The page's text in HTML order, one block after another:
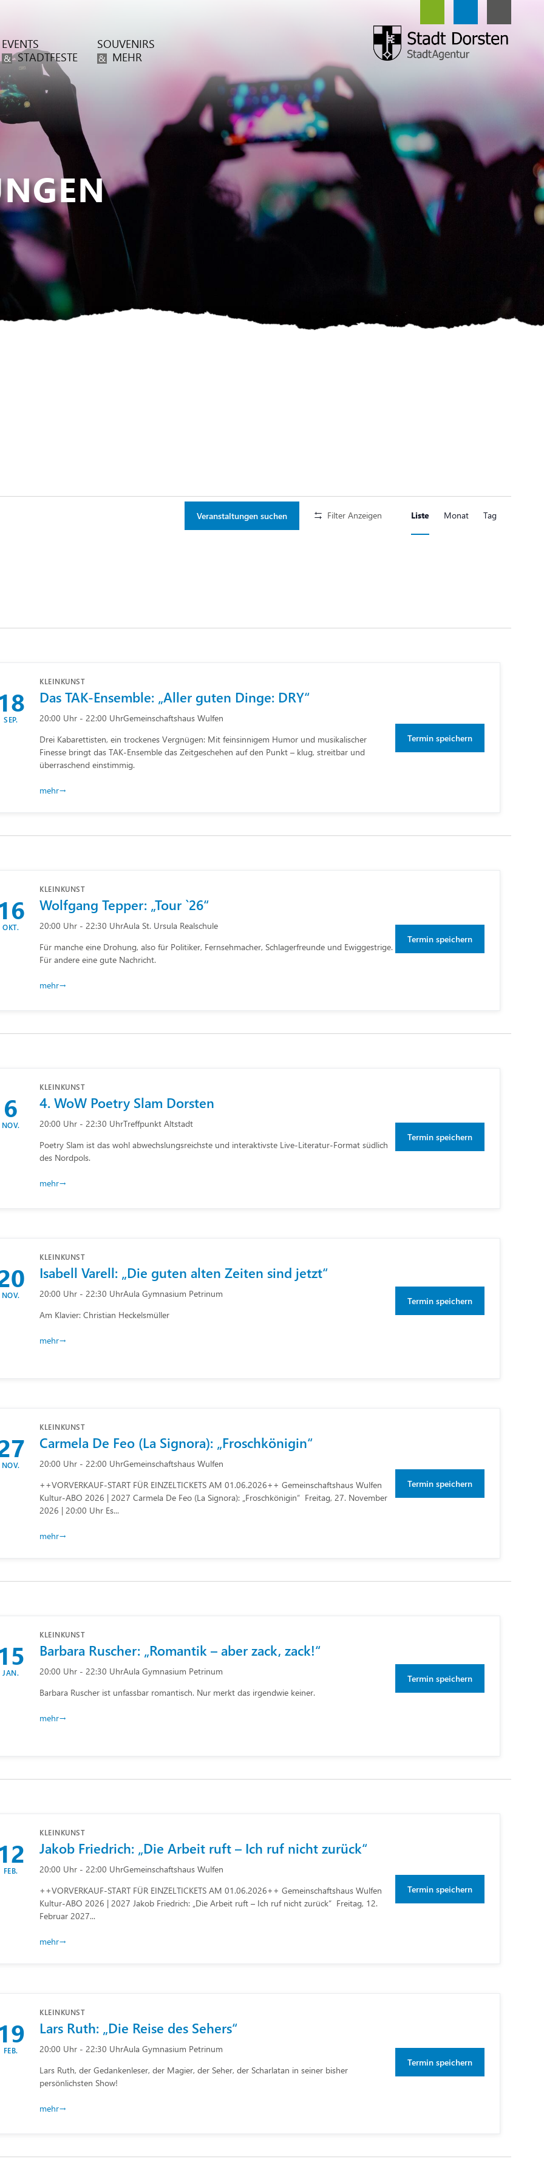
EVENTS
& STADTFESTE
SOUVENIRS
& MEHR
Veranstaltungen suchen Filter Anzeigen
Ansichten-
Liste Monat Tag
18
SEP.
KLEINKUNST
Das TAK-Ensemble: „Aller guten Dinge: DRY“
20:00 Uhr - 22:00 UhrGemeinschaftshaus Wulfen
Drei Kabarettisten, ein trockenes Vergnügen: Mit feinsinnigem Humor und musikalischer
Finesse bringt das TAK-Ensemble das Zeitgeschehen auf den Punkt – klug, streitbar und
überraschend einstimmig.
mehr
Termin speichern
16
OKT.
KLEINKUNST
Wolfgang Tepper: „Tour `26“
20:00 Uhr - 22:30 UhrAula St. Ursula Realschule
Für manche eine Drohung, also für Politiker, Fernsehmacher, Schlagerfreunde und Ewiggestrige.
Für andere eine gute Nachricht.
mehr
Termin speichern
6
NOV.
KLEINKUNST
4. WoW Poetry Slam Dorsten
20:00 Uhr - 22:30 UhrTreffpunkt Altstadt
Poetry Slam ist das wohl abwechslungsreichste und interaktivste Live-Literatur-Format südlich
des Nordpols.
mehr
Termin speichern
NOV.
KLEINKUNST
Isabell Varell: „Die guten alten Zeiten sind jetzt“
20:00 Uhr - 22:30 UhrAula Gymnasium Petrinum
Am Klavier: Christian Heckelsmüller
mehr
Termin speichern
NOV.
KLEINKUNST
Carmela De Feo (La Signora): „Froschkönigin“
20:00 Uhr - 22:00 UhrGemeinschaftshaus Wulfen
++VORVERKAUF-START FÜR EINZELTICKETS AM 01.06.2026++ Gemeinschaftshaus Wulfen
Kultur-ABO 2026 | 2027 Carmela De Feo (La Signora): „Froschkönigin“ Freitag, 27. November
2026 | 20:00 Uhr Es...
mehr
Termin speichern
15
JAN.
KLEINKUNST
Barbara Ruscher: „Romantik – aber zack, zack!“
20:00 Uhr - 22:30 UhrAula Gymnasium Petrinum
Barbara Ruscher ist unfassbar romantisch. Nur merkt das irgendwie keiner.
mehr
Termin speichern
12
FEB.
KLEINKUNST
Jakob Friedrich: „Die Arbeit ruft – Ich ruf nicht zurück“
20:00 Uhr - 22:00 UhrGemeinschaftshaus Wulfen
++VORVERKAUF-START FÜR EINZELTICKETS AM 01.06.2026++ Gemeinschaftshaus Wulfen
Kultur-ABO 2026 | 2027 Jakob Friedrich: „Die Arbeit ruft – Ich ruf nicht zurück“ Freitag, 12.
Februar 2027...
mehr
Termin speichern
19
FEB.
KLEINKUNST
Lars Ruth: „Die Reise des Sehers“
20:00 Uhr - 22:30 UhrAula Gymnasium Petrinum
Lars Ruth, der Gedankenleser, der Magier, der Seher, der Scharlatan in seiner bisher
persönlichsten Show!
mehr
Termin speichern